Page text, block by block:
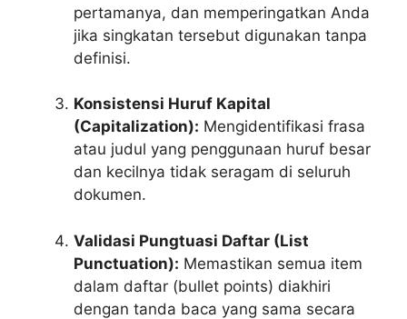
pertamanya, dan memperingatkan Anda
jika singkatan tersebut digunakan tanpa
definisi.
Konsistensi Huruf Kapital
(Capitalization): Mengidentifikasi frasa
atau judul yang penggunaan huruf besar
dan kecilnya tidak seragam di seluruh
dokumen.
Validasi Pungtuasi Daftar (List
Punctuation): Memastikan semua item
dalam daftar (bullet points) diakhiri
dengan tanda baca yang sama secara